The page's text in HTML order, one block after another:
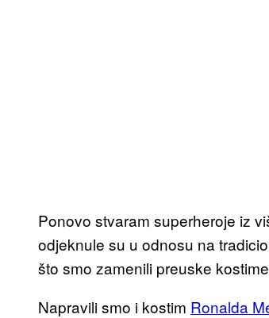
Ponovo stvaram superheroje iz
odjeknule su u odnosu na
što smo zamenili preuske
Napravili smo i kostim Ronalda